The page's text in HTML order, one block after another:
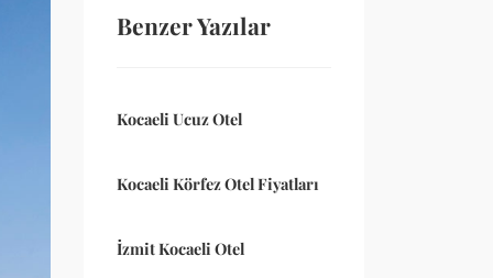
Benzer Yazılar
Kocaeli Ucuz Otel
Kocaeli Körfez Otel Fiyatları
İzmit Kocaeli Otel